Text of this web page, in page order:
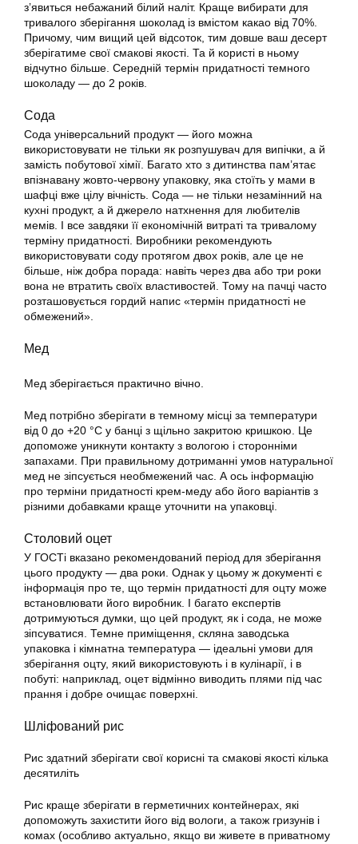
з’явиться небажаний білий наліт. Краще вибирати для
тривалого зберігання шоколад із вмістом какао від 70%.
Причому, чим вищий цей відсоток, тим довше ваш десерт
зберігатиме свої смакові якості. Та й користі в ньому
відчутно більше. Середній термін придатності темного
шоколаду — до 2 років.
Сода
Сода універсальний продукт — його можна
використовувати не тільки як розпушувач для випічки, а й
замість побутової хімії. Багато хто з дитинства пам’ятає
впізнавану жовто-червону упаковку, яка стоїть у мами в
шафці вже цілу вічність. Сода — не тільки незамінний на
кухні продукт, а й джерело натхнення для любителів
мемів. І все завдяки її економічній витраті та тривалому
терміну придатності. Виробники рекомендують
використовувати соду протягом двох років, але це не
більше, ніж добра порада: навіть через два або три роки
вона не втратить своїх властивостей. Тому на пачці часто
розташовується гордий напис «термін придатності не
обмежений».
Мед
Мед зберігається практично вічно.
Мед потрібно зберігати в темному місці за температури
від 0 до +20 °С у банці з щільно закритою кришкою. Це
допоможе уникнути контакту з вологою і сторонніми
запахами. При правильному дотриманні умов натуральної
мед не зіпсується необмежений час. А ось інформацію
про терміни придатності крем-меду або його варіантів з
різними добавками краще уточнити на упаковці.
Столовий оцет
У ГОСТі вказано рекомендований період для зберігання
цього продукту — два роки. Однак у цьому ж документі є
інформація про те, що термін придатності для оцту може
встановлювати його виробник. І багато експертів
дотримуються думки, що цей продукт, як і сода, не може
зіпсуватися. Темне приміщення, скляна заводська
упаковка і кімнатна температура — ідеальні умови для
зберігання оцту, який використовують і в кулінарії, і в
побуті: наприклад, оцет відмінно виводить плями під час
прання і добре очищає поверхні.
Шліфований рис
Рис здатний зберігати свої корисні та смакові якості кілька
десятиліть
Рис краще зберігати в герметичних контейнерах, які
допоможуть захистити його від вологи, а також гризунів і
комах (особливо актуально, якщо ви живете в приватному